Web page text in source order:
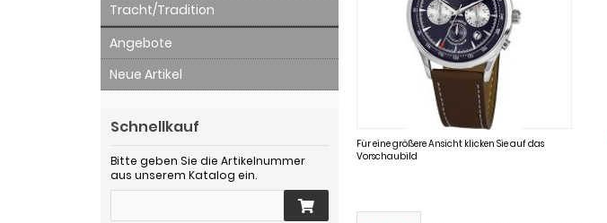
Für eine größere Ansicht klicken Sie auf das
Vorschaubild
Tracht/Tradition
Angebote
Neue Artikel
Schnellkauf
Bitte geben Sie die Artikelnummer
aus unserem Katalog ein.